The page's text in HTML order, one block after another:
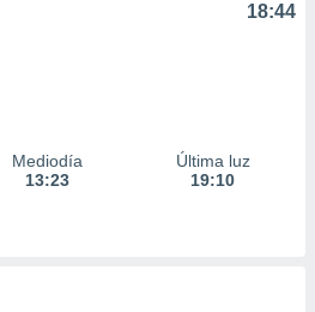
18:44
Mediodía
13:23
Última luz
19:10